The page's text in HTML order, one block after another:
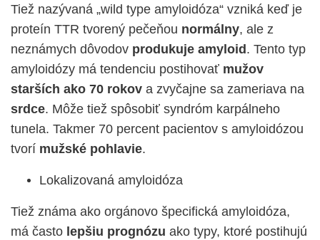
Tiež nazývaná „wild type amyloidóza“ vzniká keď je
proteín TTR tvorený pečeňou normálny, ale z
neznámych dôvodov produkuje amyloid . Tento typ
amyloidózy má tendenciu postihovať mužov
starších ako 70 rokov a zvyčajne sa zameriava na
srdce. Môže tiež spôsobiť syndróm karpálneho
tunela. Takmer 70 percent pacientov s amyloidózou
tvorí mužské pohlavie.
Lokalizovaná amyloidóza
Tiež známa ako orgánovo špecifická amyloidóza,
má často lepšiu prognózu ako typy, ktoré postihujú